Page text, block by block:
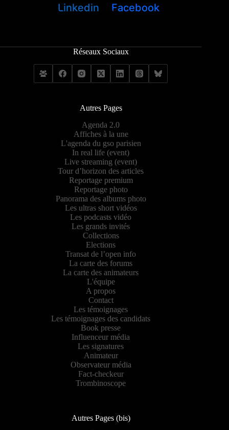
Linkedin
Facebook
Réseaux Sociaux
Autres Pages
Agenda 2.0
Affiches à la une
L'agenda du gso parisien
In real life (event)
Live streaming (event)
Tour d’horizon des articles
Reportage premium
Reportage photo
Panorama des albums photo
Les ultras short vidéos
Les podcasts vidéo
Les grands invités
Collections
Elections
Transat de l’open info
La carte des forums
La carte des animateurs
L'équipe
A propos
Contact
Les témoignages
Les témoignages des candidats
Book presse
Influenceur média
Les signatures
Animateur
Observateur média
Fact-checkeur
Trombinoscope
Autres Pages (bis)